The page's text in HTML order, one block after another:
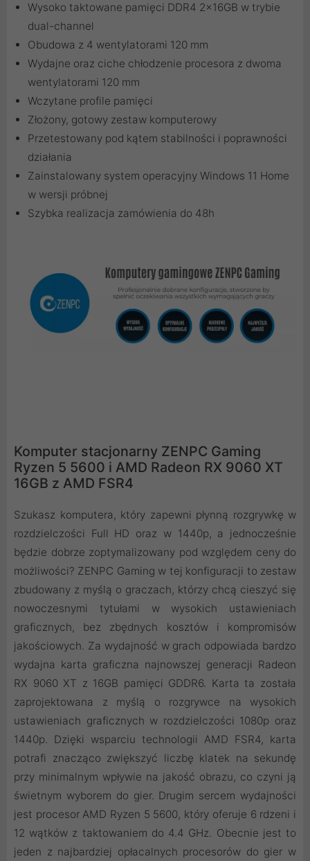
Wysoko taktowane pamięci DDR4 2x16GB w trybie
dual-channel
Obudowa z 4 wentylatorami 120 mm
Wydajne oraz ciche chłodzenie procesora z dwoma
wentylatorami 120 mm
Wczytane profile pamięci
Złożony, gotowy zestaw komputerowy
Przetestowany pod kątem stabilności i poprawności
działania
Zainstalowany system operacyjny Windows 11 Home
w wersji próbnej
Szybka realizacja zamówienia do 48h
Komputer stacjonarny ZENPC Gaming
Ryzen 5 5600 i AMD Radeon RX 9060 XT
16GB z AMD FSR4
Szukasz komputera, który zapewni płynną rozgrywkę w
rozdzielczości Full HD oraz w 1440p, a jednocześnie
będzie dobrze zoptymalizowany pod względem ceny do
możliwości? ZENPC Gaming w tej konfiguracji to zestaw
zbudowany z myślą o graczach, którzy chcą cieszyć się
nowoczesnymi tytułami w wysokich ustawieniach
graficznych, bez zbędnych kosztów i kompromisów
jakościowych. Za wydajność w grach odpowiada bardzo
wydajna karta graficzna najnowszej generacji Radeon
RX 9060 XT z 16GB pamięci GDDR6. Karta ta została
zaprojektowana z myślą o rozgrywce na wysokich
ustawieniach graficznych w rozdzielczości 1080p oraz
1440p. Dzięki wsparciu technologii AMD FSR4, karta
potrafi znacząco zwiększyć liczbę klatek na sekundę
przy minimalnym wpływie na jakość obrazu, co czyni ją
świetnym wyborem do gier. Drugim sercem wydajności
jest procesor AMD Ryzen 5 5600, który oferuje 6 rdzeni i
12 wątków z taktowaniem do 4.4 GHz. Obecnie jest to
jeden z najbardziej opłacalnych procesorów do gier w